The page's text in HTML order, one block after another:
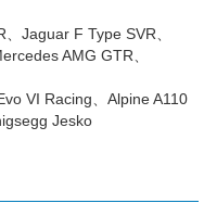
Jaguar F Type SVR、
AMG GTR、
VI Racing、Alpine A110
Jesko